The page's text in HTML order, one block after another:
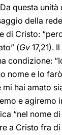
questa unità
della
di Cristo:
(Gv 17,21).
condizione:
nome e lo
mi hai amato
e agiremo
“nel nome
a Cristo fra